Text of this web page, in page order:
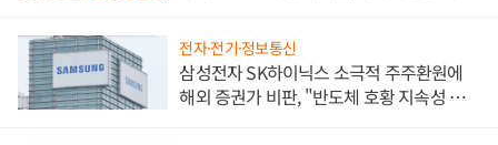
전자·전기·정보통신
삼성전자 SK하이닉스 소극적 주주환원에
해외 증권가 비판, "반도체 호황 지속성 의